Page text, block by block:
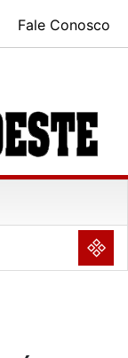
Fale Conosco
NULL